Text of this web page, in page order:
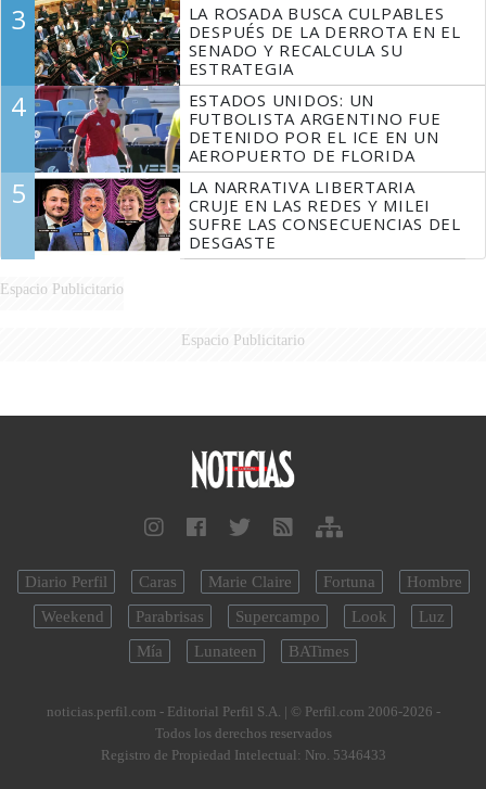
3
LA ROSADA BUSCA CULPABLES
DESPUÉS DE LA DERROTA EN EL
SENADO Y RECALCULA SU
ESTRATEGIA
4
ESTADOS UNIDOS: UN
FUTBOLISTA ARGENTINO FUE
DETENIDO POR EL ICE EN UN
AEROPUERTO DE FLORIDA
5
LA NARRATIVA LIBERTARIA
CRUJE EN LAS REDES Y MILEI
SUFRE LAS CONSECUENCIAS DEL
DESGASTE
Espacio Publicitario
Espacio Publicitario
Diario Perfil Caras Marie Claire Fortuna
Hombre
Weekend
Parabrisas Supercampo Look
Luz
Mía
Lunateen BATimes
noticias.perfil.com - Editorial Perfil S.A. | © Perfil.com 2006-2026 -
Todos los derechos reservados
Registro de Propiedad Intelectual: Nro. 5346433